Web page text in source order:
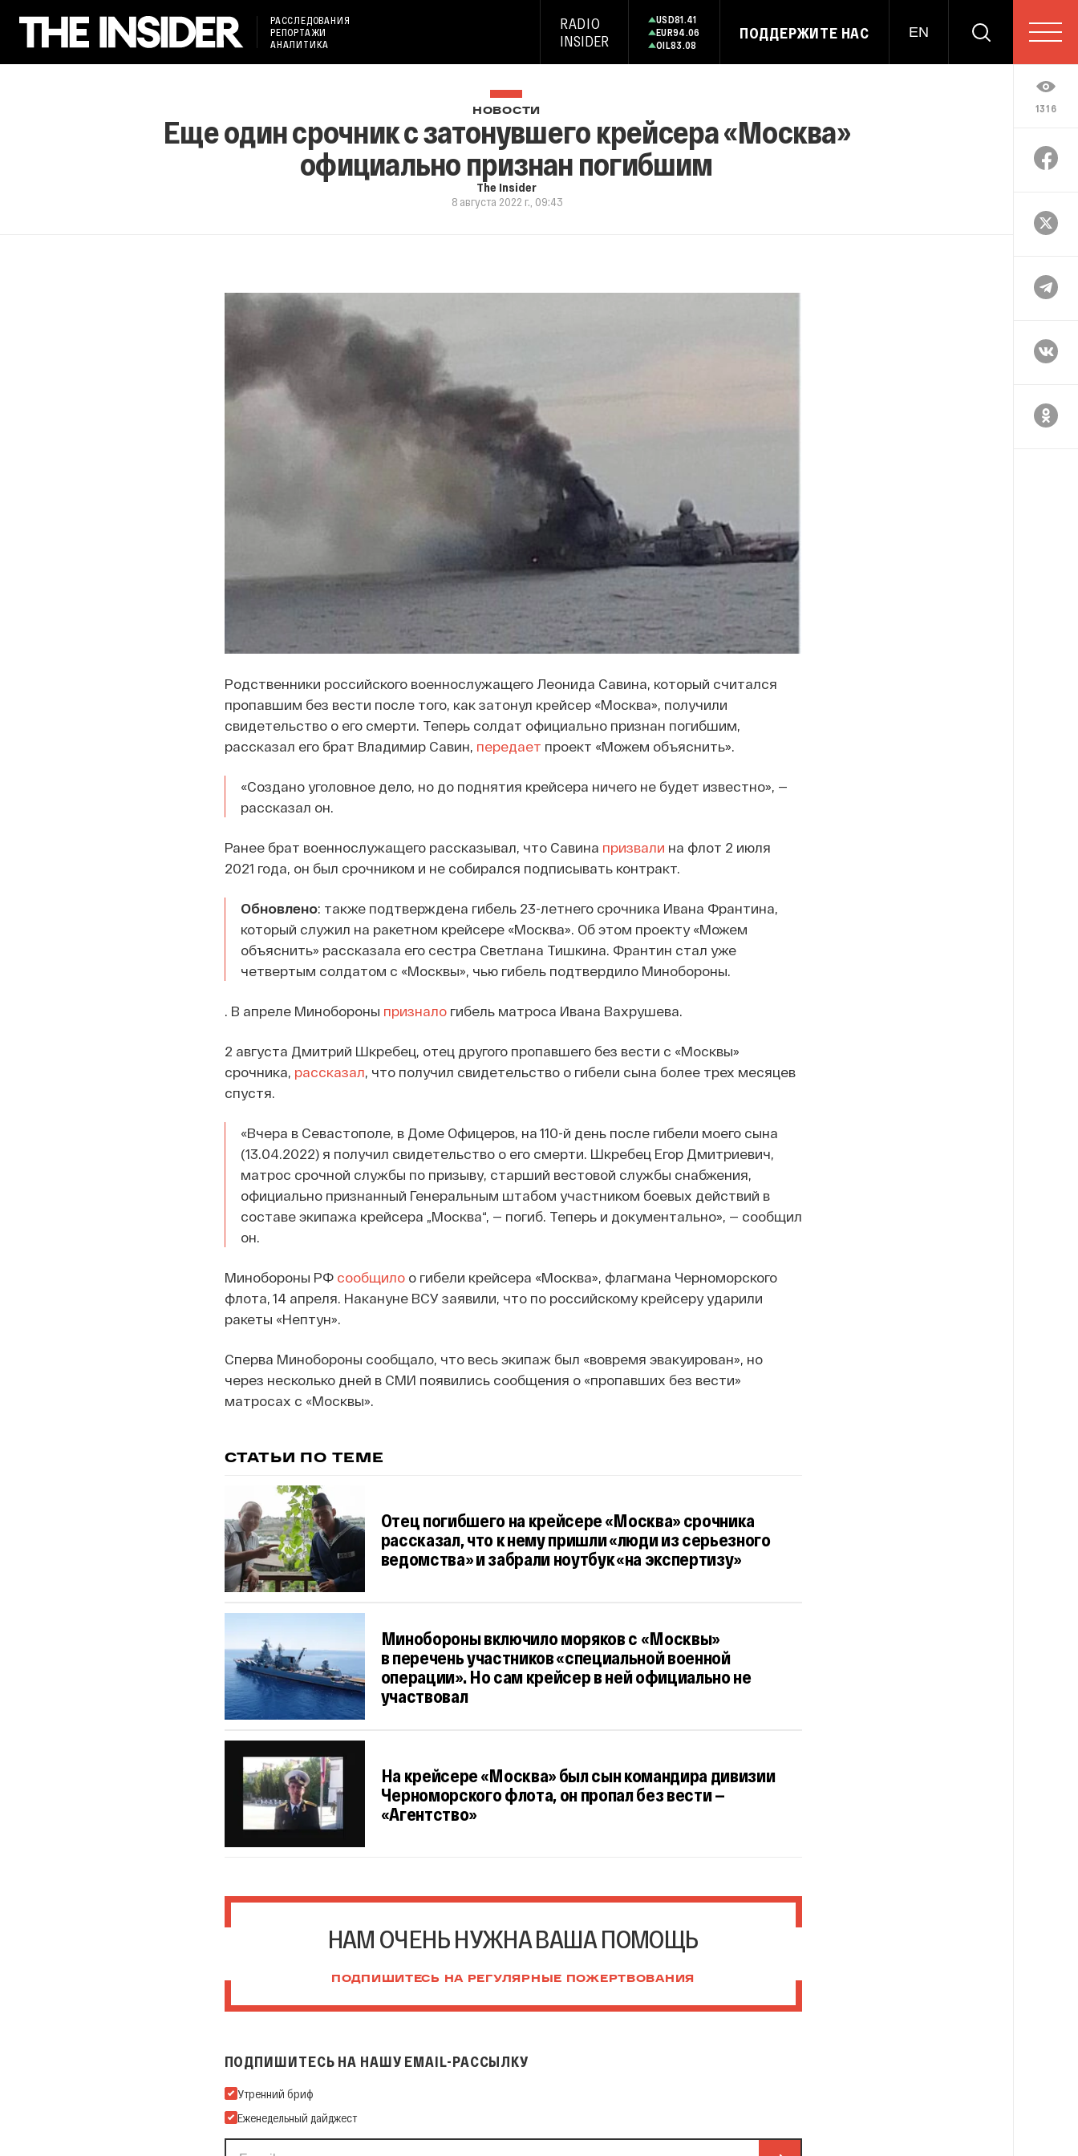
РАССЛЕДОВАНИЯ
РЕПОРТАЖИ
АНАЛИТИКА
RADIO
INSIDER
USD81.41
EUR94.06
OIL83.08
ПОДДЕРЖИТЕ НАС EN
1316
НОВОСТИ
Еще один срочник с затонувшего крейсера «Москва»
официально признан погибшим
The Insider
8 августа 2022 г., 09:43
Родственники российского военнослужащего Леонида Савина, который считался
пропавшим без вести после того, как затонул крейсер «Москва», получили
свидетельство о его смерти. Теперь солдат официально признан погибшим,
рассказал его брат Владимир Савин, передает проект «Можем объяснить».
«Создано уголовное дело, но до поднятия крейсера ничего не будет известно», —
рассказал он.
Ранее брат военнослужащего рассказывал, что Савина призвали на флот 2 июля
2021 года, он был срочником и не собирался подписывать контракт.
Обновлено: также подтверждена гибель 23-летнего срочника Ивана Франтина,
который служил на ракетном крейсере «Москва». Об этом проекту «Можем
объяснить» рассказала его сестра Светлана Тишкина. Франтин стал уже
четвертым солдатом с «Москвы», чью гибель подтвердило Минобороны.
. В апреле Минобороны призналогибель матроса Ивана Вахрушева.
2 августа Дмитрий Шкребец, отец другого пропавшего без вести с «Москвы»
срочника, рассказал, что получил свидетельство о гибели сына более трех месяцев
спустя.
«Вчера в Севастополе, в Доме Офицеров, на 110-й день после гибели моего сына
(13.04.2022) я получил свидетельство о его смерти. Шкребец Егор Дмитриевич,
матрос срочной службы по призыву, старший вестовой службы снабжения,
официально признанный Генеральным штабом участником боевых действий в
составе экипажа крейсера „Москва“, — погиб. Теперь и документально», — сообщил
он.
Минобороны РФ сообщилоо гибели крейсера «Москва», флагмана Черноморского
флота, 14 апреля. Накануне ВСУ заявили, что по российскому крейсеру ударили
ракеты «Нептун».
Сперва Минобороны сообщало, что весь экипаж был «вовремя эвакуирован», но
через несколько дней в СМИ появились сообщения о «пропавших без вести»
матросах с «Москвы».
СТАТЬИ ПО ТЕМЕ
Отец погибшего на крейсере «Москва» срочника
рассказал, что к нему пришли «люди из серьезного
ведомства» и забрали ноутбук «на экспертизу»
Минобороны включило моряков с «Москвы»
в перечень участников «специальной военной
операции». Но сам крейсер в ней официально не
участвовал
На крейсере «Москва» был сын командира дивизии
Черноморского флота, он пропал без вести —
«Агентство»
НАМ ОЧЕНЬ НУЖНА ВАША ПОМОЩЬ
ПОДПИШИТЕСЬ НА РЕГУЛЯРНЫЕ ПОЖЕРТВОВАНИЯ
ПОДПИШИТЕСЬ НА НАШУ EMAIL-РАССЫЛКУ
Подпишитесь на нашу Email-рассылку
Утренний бриф
Еженедельный дайджест